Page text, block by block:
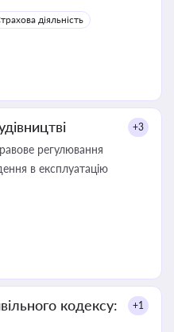
діяльність
+3
регулювання
в експлуатацію
кодексу:
+1